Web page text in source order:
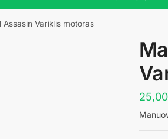
Assasin Variklis motoras
25,00